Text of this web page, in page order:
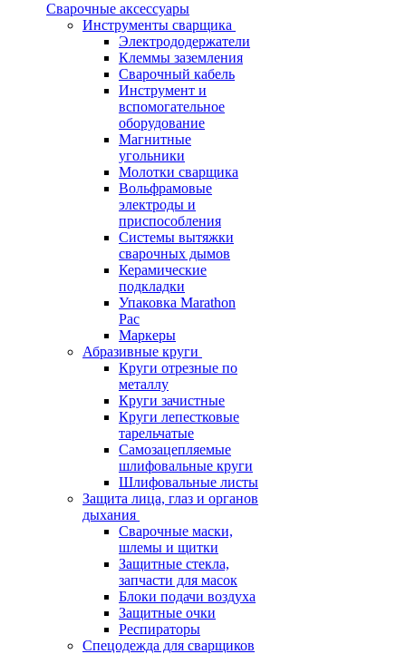
Сварочные аксессуары
Инструменты сварщика
Электрододержатели
Клеммы заземления
Сварочный кабель
Инструмент и
вспомогательное
оборудование
Магнитные
угольники
Молотки сварщика
Вольфрамовые
электроды и
приспособления
Системы вытяжки
сварочных дымов
Керамические
подкладки
Упаковка Marathon
Pac
Маркеры
Абразивные круги
Круги отрезные по
металлу
Круги зачистные
Круги лепестковые
тарельчатые
Самозацепляемые
шлифовальные круги
Шлифовальные листы
Защита лица, глаз и органов
дыхания
Сварочные маски,
шлемы и щитки
Защитные стекла,
запчасти для масок
Блоки подачи воздуха
Защитные очки
Респираторы
Спецодежда для сварщиков